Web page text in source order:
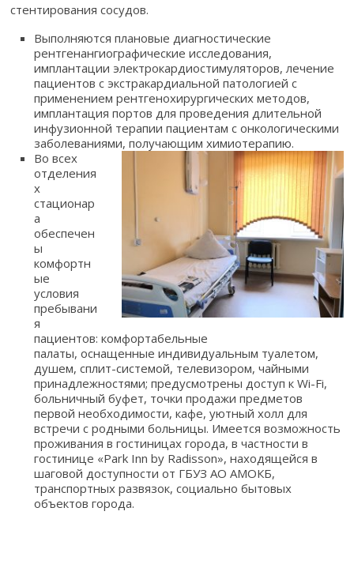
стентирования сосудов.
Выполняются плановые диагностические
рентгенангиографические исследования,
имплантации электрокардиостимуляторов, лечение
пациентов с экстракардиальной патологией с
применением рентгенохирургических методов,
имплантация портов для проведения длительной
инфузионной терапии пациентам с онкологическими
заболеваниями, получающим химиотерапию.
Во всех
отделения
х
стационар
а
обеспечен
ы
комфортн
ые
условия
пребывани
я
пациентов: комфортабельные
палаты, оснащенные индивидуальным туалетом,
душем, сплит-системой, телевизором, чайными
принадлежностями; предусмотрены доступ к Wi-Fi,
больничный буфет, точки продажи предметов
первой необходимости, кафе, уютный холл для
встречи с родными больницы. Имеется возможность
проживания в гостиницах города, в частности в
гостинице «Park Inn by Radisson», находящейся в
шаговой доступности от ГБУЗ АО АМОКБ,
транспортных развязок, социально бытовых
объектов города.